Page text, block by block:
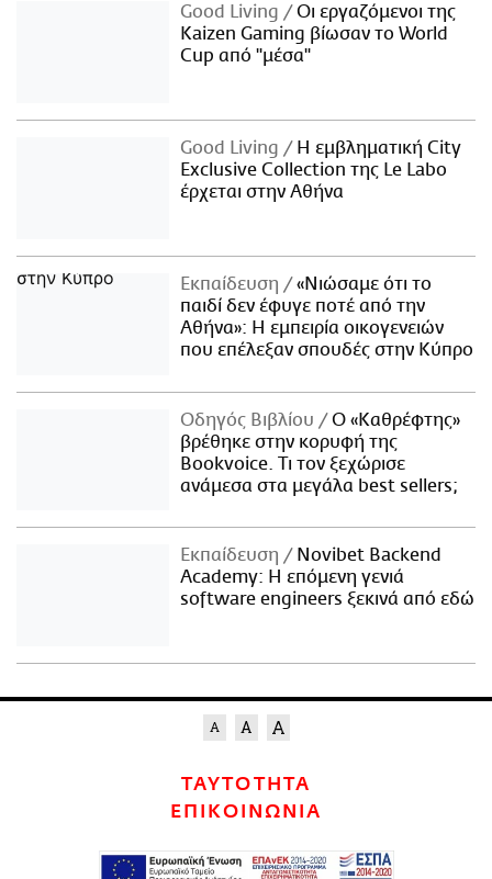
Good Living
Οι εργαζόμενοι της
Kaizen Gaming βίωσαν το World
Cup από "μέσα"
Good Living
Η εμβληματική City
Exclusive Collection της Le Labo
έρχεται στην Αθήνα
Εκπαίδευση
«Νιώσαμε ότι το
παιδί δεν έφυγε ποτέ από την
Αθήνα»: Η εμπειρία οικογενειών
που επέλεξαν σπουδές στην Κύπρο
Οδηγός Βιβλίου
Ο «Καθρέφτης»
βρέθηκε στην κορυφή της
Bookvoice. Τι τον ξεχώρισε
ανάμεσα στα μεγάλα best sellers;
Εκπαίδευση
Novibet Backend
Academy: Η επόμενη γενιά
software engineers ξεκινά από εδώ
ΤΑΥΤΟΤΗΤΑ
ΕΠΙΚΟΙΝΩΝΙΑ